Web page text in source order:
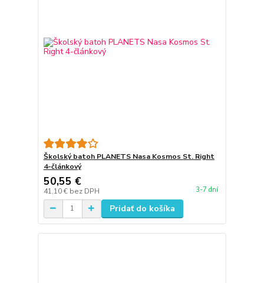
Školský batoh PLANETS Nasa Kosmos St. Right
4-článkový
50,55 €
41,10 € bez DPH 3-7 dní
Pridať do košíka